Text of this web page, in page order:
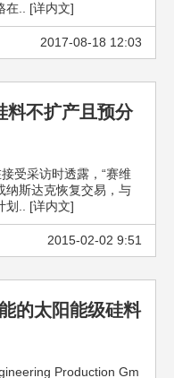
在.. [详内文]
2017-08-18 12:03
料不扩产且预分
受采访时透露，“赛维
纳斯达克恢复交易，与
划.. [详内文]
2015-02-02 9:51
的太阳能级硅料
Production Gm